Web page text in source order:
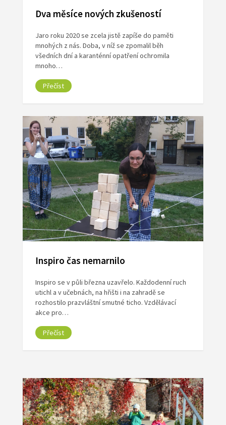
Dva měsíce nových zkušeností
Jaro roku 2020 se zcela jistě zapíše do paměti
mnohých z nás. Doba, v níž se zpomalil běh
všedních dní a karanténní opatření ochromila
mnoho…
Přečíst
Inspiro čas nemarnilo
Inspiro se v půli března uzavřelo. Každodenní ruch
utichl a v učebnách, na hřišti i na zahradě se
rozhostilo prazvláštní smutné ticho. Vzdělávací
akce pro…
Přečíst